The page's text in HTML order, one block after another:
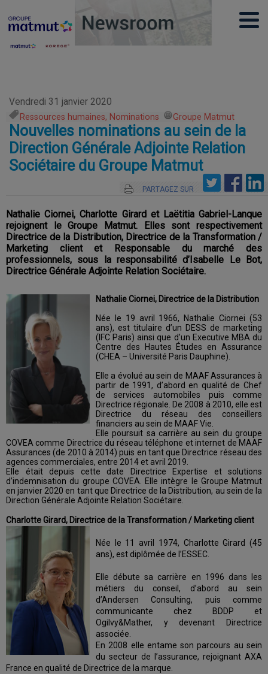
Vendredi 31 janvier 2020
Ressources humaines, Nominations Groupe Matmut
Nouvelles nominations au sein de la
Direction Générale Adjointe Relation
Sociétaire du Groupe Matmut
PARTAGEZ SUR
Nathalie Ciornei, Charlotte Girard et Laëtitia Gabriel-Lanque
rejoignent le Groupe Matmut. Elles sont respectivement
Directrice de la Distribution, Directrice de la Transformation /
Marketing client et Responsable du marché des
professionnels, sous la responsabilité d’Isabelle Le Bot,
Directrice Générale Adjointe Relation Sociétaire.
Nathalie Ciornei, Directrice de la Distribution
Née le 19 avril 1966, Nathalie Ciornei (53
ans), est titulaire d’un DESS de marketing
(IFC Paris) ainsi que d’un Executive MBA du
Centre des Hautes Études en Assurance
(CHEA – Université Paris Dauphine).
Elle a évolué au sein de MAAF Assurances à
partir de 1991, d’abord en qualité de Chef
de services automobiles puis comme
Directrice régionale. De 2008 à 2010, elle est
Directrice du réseau des conseillers
financiers au sein de MAAF Vie.
Elle poursuit sa carrière au sein du groupe
COVEA comme Directrice du réseau téléphone et internet de MAAF
Assurances (de 2010 à 2014) puis en tant que Directrice réseau des
agences commerciales, entre 2014 et avril 2019.
Elle était depuis cette date Directrice Expertise et solutions
d’indemnisation du groupe COVEA. Elle intègre le Groupe Matmut
en janvier 2020 en tant que Directrice de la Distribution, au sein de la
Direction Générale Adjointe Relation Sociétaire.
Charlotte Girard, Directrice de la Transformation / Marketing client
Née le 11 avril 1974, Charlotte Girard (45
ans), est diplômée de l’ESSEC.
Elle débute sa carrière en 1996 dans les
métiers du conseil, d’abord au sein
d’Andersen Consulting, puis comme
communicante chez BDDP et
Ogilvy&Mather, y devenant Directrice
associée.
En 2008 elle entame son parcours au sein
du secteur de l’assurance, rejoignant AXA
France en qualité de Directrice de la marque.